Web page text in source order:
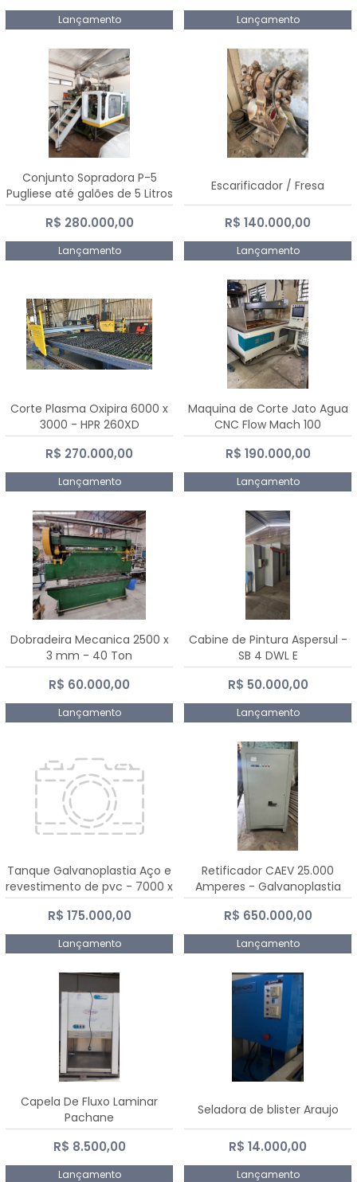
Lançamento Lançamento
Conjunto Sopradora P-5
Pugliese até galões de 5 Litros
R$ 280.000,00
Lançamento
Escarificador / Fresa
R$ 140.000,00
Lançamento
Corte Plasma Oxipira 6000 x
3000 - HPR 260XD
R$ 270.000,00
Lançamento
Maquina de Corte Jato Agua
CNC Flow Mach 100
R$ 190.000,00
Lançamento
Dobradeira Mecanica 2500 x
3 mm - 40 Ton
R$ 60.000,00
Lançamento
Cabine de Pintura Aspersul -
SB 4 DWL E
R$ 50.000,00
Lançamento
Tanque Galvanoplastia Aço e
revestimento de pvc - 7000 x
2200 mm
R$ 175.000,00
Lançamento
Retificador CAEV 25.000
Amperes - Galvanoplastia
R$ 650.000,00
Lançamento
Capela De Fluxo Laminar
Pachane
R$ 8.500,00
Lançamento
Seladora de blister Araujo
R$ 14.000,00
Lançamento